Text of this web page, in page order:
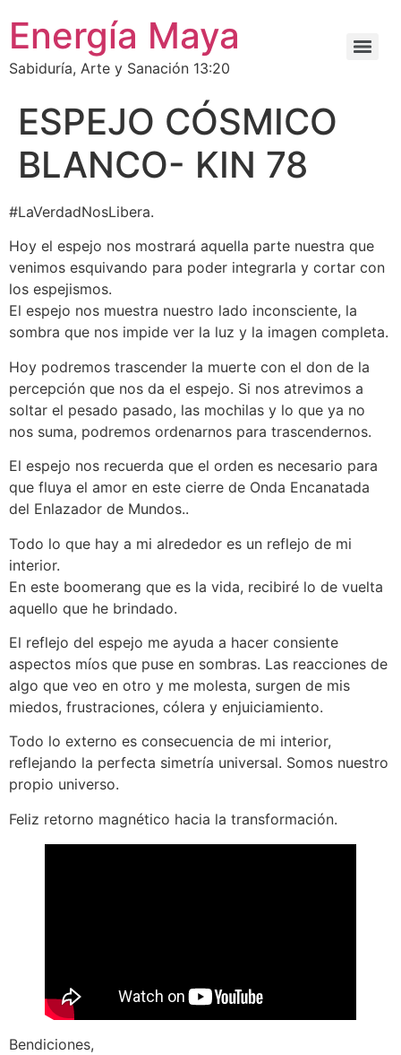
Energía Maya
Sabiduría, Arte y Sanación 13:20
ESPEJO CÓSMICO
BLANCO- KIN 78
#LaVerdadNosLibera.
Hoy el espejo nos mostrará aquella parte nuestra que
venimos esquivando para poder integrarla y cortar con
los espejismos.
El espejo nos muestra nuestro lado inconsciente, la
sombra que nos impide ver la luz y la imagen completa.
Hoy podremos trascender la muerte con el don de la
percepción que nos da el espejo. Si nos atrevimos a
soltar el pesado pasado, las mochilas y lo que ya no
nos suma, podremos ordenarnos para trascendernos.
El espejo nos recuerda que el orden es necesario para
que fluya el amor en este cierre de Onda Encanatada
del Enlazador de Mundos..
Todo lo que hay a mi alrededor es un reflejo de mi
interior.
En este boomerang que es la vida, recibiré lo de vuelta
aquello que he brindado.
El reflejo del espejo me ayuda a hacer consiente
aspectos míos que puse en sombras. Las reacciones de
algo que veo en otro y me molesta, surgen de mis
miedos, frustraciones, cólera y enjuiciamiento.
Todo lo externo es consecuencia de mi interior,
reflejando la perfecta simetría universal. Somos nuestro
propio universo.
Feliz retorno magnético hacia la transformación.
Bendiciones,